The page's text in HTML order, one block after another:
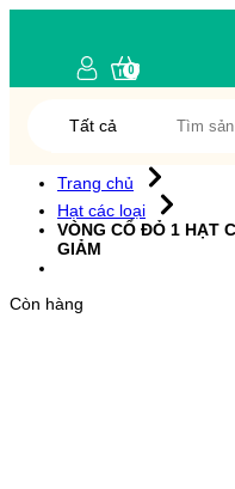
Tất cả
0
Trang chủ
Hạt các loại
VÒNG CỔ ĐỎ 1 HẠT
GIẢM
Còn hàng